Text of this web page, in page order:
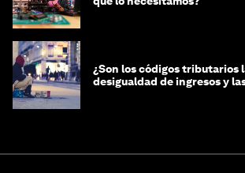
¿Son los códigos tributarios
desigualdad de ingresos y